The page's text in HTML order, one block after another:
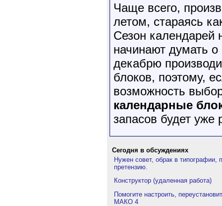
Чаще всего,
летом, стараясь
Сезон календарей
начинают думать
декабрю
блоков, поэтому,
возможность
календарные
запасов будет уже
Сегодня в обсуждениях
Нужен совет, обрак в типографии,
претензию.
Конструктор (удаленная работа)
Помогите настроить,
МАКО 4